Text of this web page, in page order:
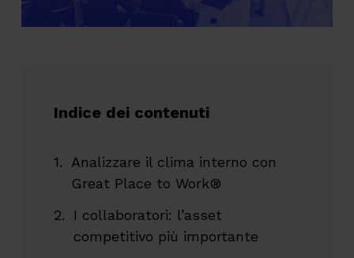
Indice dei contenuti
Analizzare il clima interno con
Great Place to Work®
I collaboratori: l’asset
competitivo più importante